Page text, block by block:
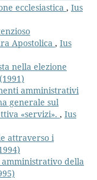
ecclesiastica , Ius
Apostolica , Ius
nella elezione
amministrativi
generale sul
«servizi». , Ius
attraverso i
amministrativo della